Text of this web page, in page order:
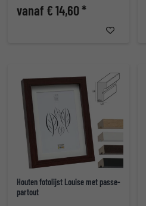
vanaf € 14,60 *
Houten fotolijst Louise met passe-
partout